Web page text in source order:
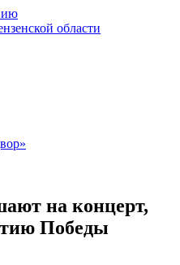
на концерт,
Победы